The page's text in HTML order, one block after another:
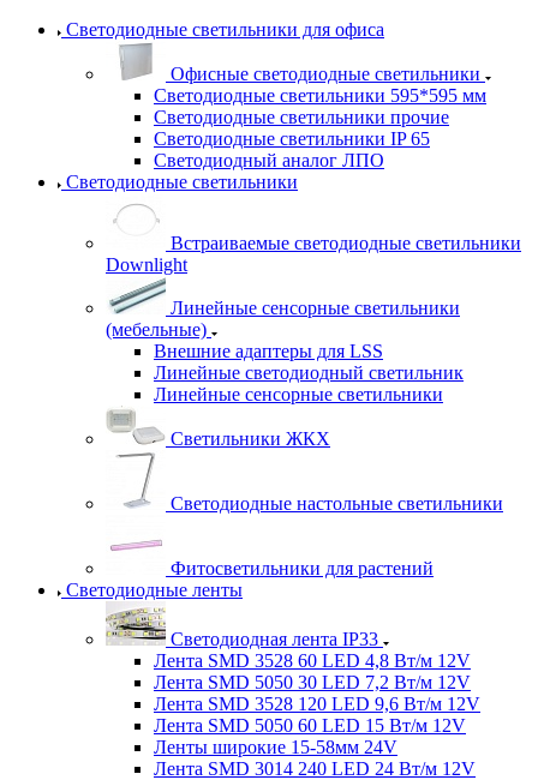
Светодиодные светильники для офиса
Офисные светодиодные светильники
Светодиодные светильники 595*595 мм
Светодиодные светильники прочие
Светодиодные светильники IP 65
Светодиодный аналог ЛПО
Светодиодные светильники
Встраиваемые светодиодные светильники
Downlight
Линейные сенсорные светильники
(мебельные)
Внешние адаптеры для LSS
Линейные светодиодный светильник
Линейные сенсорные светильники
Светильники ЖКХ
Светодиодные настольные светильники
Фитосветильники для растений
Светодиодные ленты
Светодиодная лента IP33
Лента SMD 3528 60 LED 4,8 Вт/м 12V
Лента SMD 5050 30 LED 7,2 Вт/м 12V
Лента SMD 3528 120 LED 9,6 Вт/м 12V
Лента SMD 5050 60 LED 15 Вт/м 12V
Ленты широкие 15-58мм 24V
Лента SMD 3014 240 LED 24 Вт/м 12V